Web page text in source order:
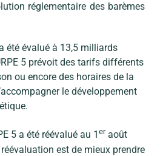
réglementaire des barèmes
été évalué à 13,5 milliards
5 prévoit des tarifs différents
ou encore des horaires de la
le développement
5 a été réévalué au 1 eraoût
est de mieux prendre